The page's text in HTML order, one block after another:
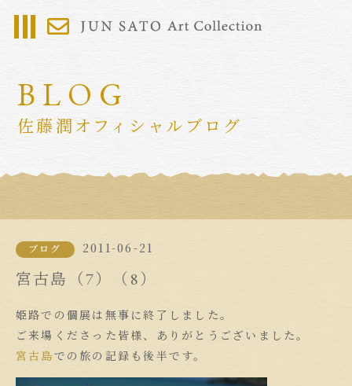
BLOG
佐藤潤オフィシャルブログ
ブログ 2011-06-21
宮古島（7）（8）
姫路での個展は無事に終了しました。
ご来場くださった皆様、ありがとうございました。
宮古島での旅の記録も後半です。